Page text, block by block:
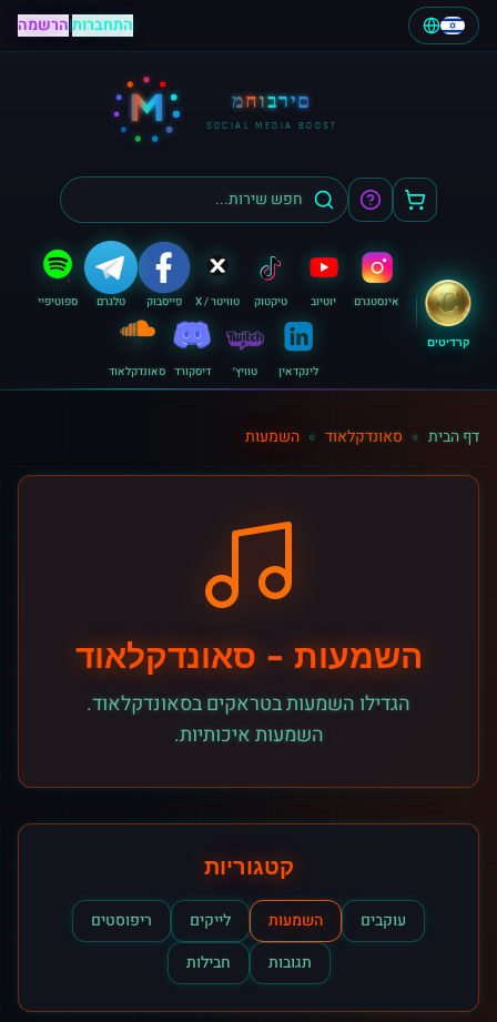
התחברות|הרשמה
M מחוברים
SOCIAL MEDIA BOOST
קרדיטים
אינסטגרם יוטיוב טיקטוק טוויטר / X פייסבוק טלגרם ספוטיפיי
לינקדאין טוויץ׳ דיסקורד סאונדקלאוד
דף הבית » סאונדקלאוד » השמעות
השמעות - סאונדקלאוד
הגדילו השמעות בטראקים בסאונדקלאוד.
השמעות איכותיות.
קטגוריות
עוקבים השמעות לייקים
ריפוסטים
תגובות
חבילות